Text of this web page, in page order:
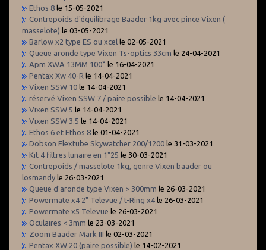
Ethos 8 le 15-05-2021
Contrepoids d'équilibrage Baader 1kg avec pince Vixen (
masselote) le 03-05-2021
Barlow x2 type ES ou xcel le 02-05-2021
Queue aronde type Vixen Ts-optics 33cm le 24-04-2021
Apm XWA 13MM 100° le 16-04-2021
Pentax Xw 40-R le 14-04-2021
Vixen SSW 10 le 14-04-2021
réservé Vixen SSW 7 / paire possible le 14-04-2021
Vixen SSW 5 le 14-04-2021
Vixen SSW 3.5 le 14-04-2021
Ethos 6 et Ethos 8 le 01-04-2021
Dobson Flextube Skywatcher 200/1200 le 31-03-2021
Kit 4 filtres lunaire en 1"25 le 30-03-2021
Contrepoids / masselote 1kg, genre Vixen baader ou
losmandy le 26-03-2021
Queue d'aronde type Vixen > 300mm le 26-03-2021
Powermate x4 2" Televue / t-Ring x4 le 26-03-2021
Powermate x5 Televue le 26-03-2021
Oculaires < 3mm le 23-03-2021
Zoom Baader Mark III le 02-03-2021
Pentax XW 20 (paire possible) le 14-02-2021